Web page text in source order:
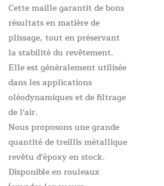
Cette maille garantit de bons
résultats en matière de
plissage, tout en préservant
la stabilité du revêtement.
Elle est généralement utilisée
dans les applications
oléodynamiques et de filtrage
de l'air.
Nous proposons une grande
quantité de treillis métallique
revêtu d'époxy en stock.
Disponible en rouleaux